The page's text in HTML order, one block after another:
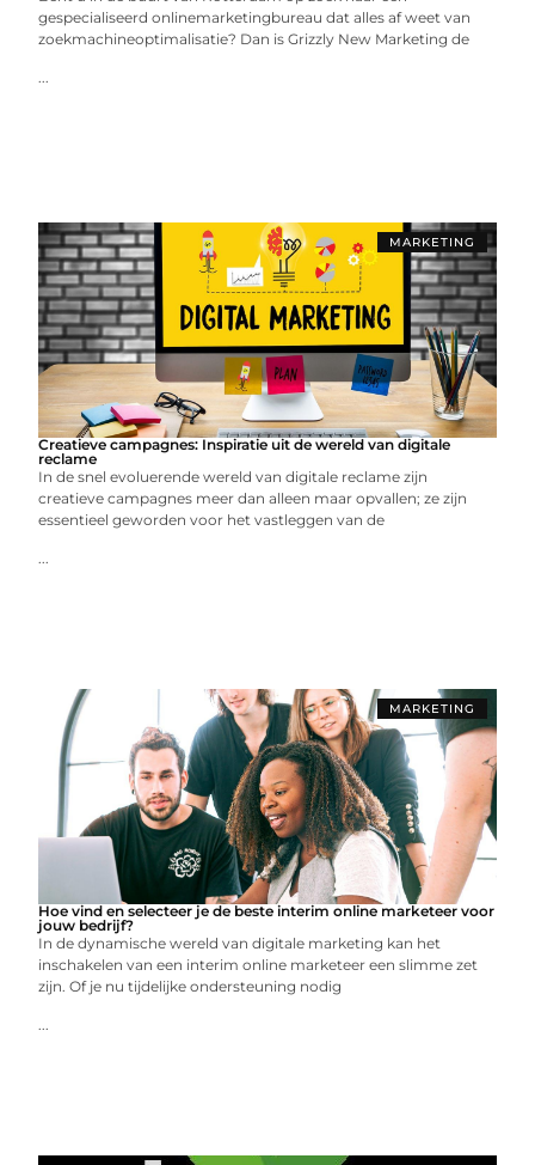
gespecialiseerd onlinemarketingbureau dat alles af weet van
zoekmachineoptimalisatie? Dan is Grizzly New Marketing de
...
MARKETING
Creatieve campagnes: Inspiratie uit de wereld van digitale
reclame
In de snel evoluerende wereld van digitale reclame zijn
creatieve campagnes meer dan alleen maar opvallen; ze zijn
essentieel geworden voor het vastleggen van de
...
MARKETING
Hoe vind en selecteer je de beste interim online marketeer voor
jouw bedrijf?
In de dynamische wereld van digitale marketing kan het
inschakelen van een interim online marketeer een slimme zet
zijn. Of je nu tijdelijke ondersteuning nodig
...